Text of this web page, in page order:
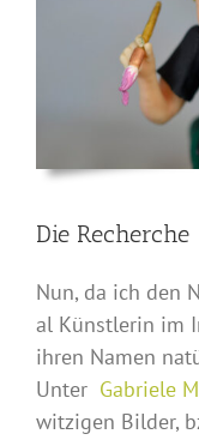
Die Recherche
Nun, da ich den
al Künstlerin im
ihren Namen
Unter Gabriele
witzigen Bilder,